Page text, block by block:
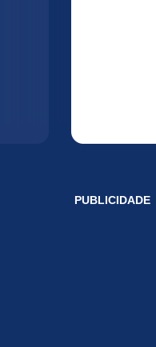
PUBLICIDADE